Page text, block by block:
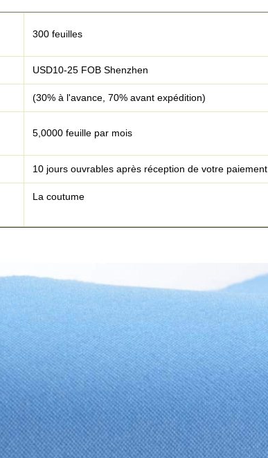
300 feuilles
USD10-25 FOB Shenzhen
(30% à l'avance, 70% avant expédition)
5,0000 feuille par mois
10 jours ouvrables après réception de votre paiement
La coutume